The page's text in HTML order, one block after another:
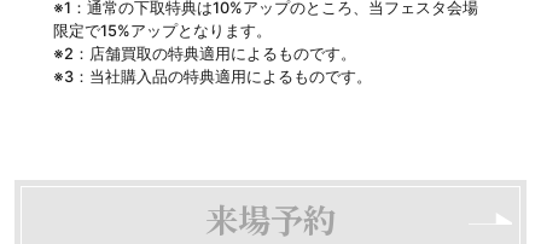
※1：通常の下取特典は10%アップのところ、当フェスタ会場
限定で15%アップとなります。
※2：店舗買取の特典適用によるものです。
※3：当社購入品の特典適用によるものです。
来場予約